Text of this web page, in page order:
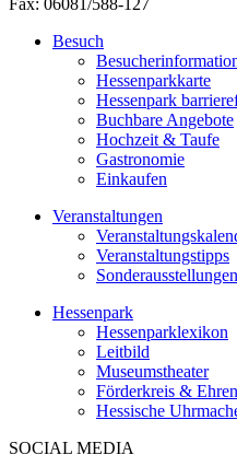
Besuch
Hessenparkkarte
Hessenpark
Buchbare Angebote
Hochzeit & Taufe
Gastronomie
Einkaufen
Veranstaltungen
Veranstaltungstipps
Sonderausstellungen
Hessenpark
Hessenparklexikon
Leitbild
Museumstheater
Förderkreis &
Hessische
SOCIAL MEDIA